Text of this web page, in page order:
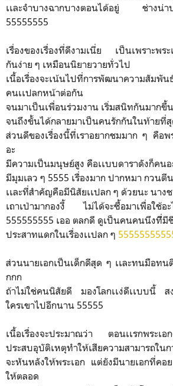
เเละจำบางฉากบางตอนได้อยู่ ช่าง
55555555
เรื่องของเรื่องที่ดีงามเนี่ย เป็นเพราะพระ
กันง่าย ๆ เหมือนนิยายวายทั่วไป
เนื้อเรื่องจะเน้นไปที่การพัฒนาความสัมพั
คนเเปลกหน้าต่อกัน
จนมาเป็นเพื่อนร่วมงาน เริ่มสนิทกันมาก
จนถึงขั้นได้กลายมาเป็นคนรักกันในท้ายที่
ส่วนดีของเรื่องนี้ที่เราอยากชมมาก ๆ คือพ
อะ
มีความเป็นมนุษย์สูง คือเเบบดาราดังก็คนอ
มีมุมเลว ๆ 5555 เรื่องมาก ปากหมา กวนตี
เเละที่สำคัญคือมีนิสัยเเปลก ๆ ด้วยนะ นาง
เถาเป่ามากองงี้ ไม่ได้จะซื้อมาเพื่อใช้
555555555 เออ ตลกดี ดูเป็นคนคนนึงที่ีมี
ประสาทแดกในเรื่องเเปลก ๆ
ส่วนนายเอกเป็นเด็กดีสุด ๆ เเละทนมือทน
กกก
ถ้าไม่ใช่คนนิสัยดี มองโลกเเง่ดีเเบบนี้ ส
ใครเขาไปอีกนาน 55555
เนื้อเรื่องจะประมาณว่า ตอนเเรกพระ
ประสบอุบัติเหตุทำให้เสียความสามารถใน
จะหันหลังให้พระเอก แต่ยังมีนายเอกที่คอ
ให้ตลอด